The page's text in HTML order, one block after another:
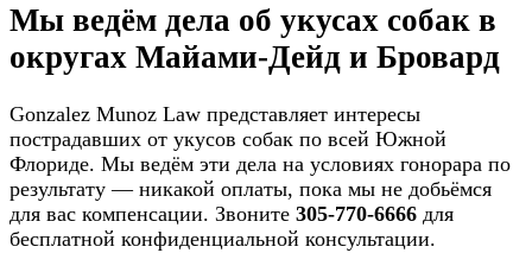
Мы ведём дела об укусах собак в
округах Майами-Дейд и Бровард
Gonzalez Munoz Law представляет интересы
пострадавших от укусов собак по всей Южной
Флориде. Мы ведём эти дела на условиях гонорара по
результату — никакой оплаты, пока мы не добьёмся
для вас компенсации. Звоните 305-770-6666 для
бесплатной конфиденциальной консультации.